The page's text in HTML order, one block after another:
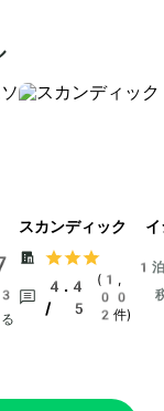
スカンディック イ
4.4
/ 5
(1,
00
2件)
1泊